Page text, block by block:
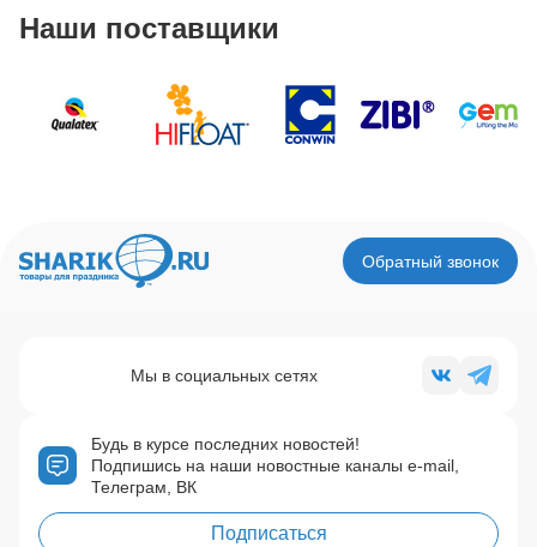
Наши поставщики
Обратный звонок
Будь в курсе последних новостей!
Подпишись на наши новостные каналы e-mail,
Телеграм, ВК
Подписаться
Мы в социальных сетях